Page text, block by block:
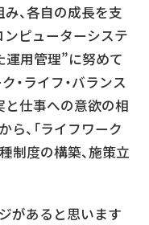
、各自の成長を支
ンピューターシステ
用管理”に努めて
・ライフ・バランス
と仕事への意欲の相
、「ライフワーク
制度の構築、施策立
があると思います